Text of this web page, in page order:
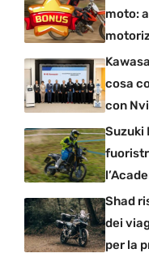
moto:
cosa
con
Suzuki
Shad
dei
per la